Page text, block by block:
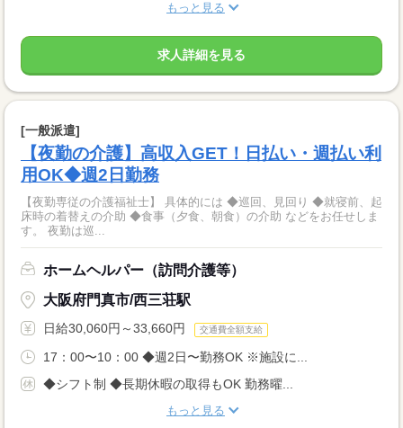
もっと見る
求人詳細を見る
[一般派遣]
【夜勤の介護】高収入GET！日払い・週払い利
用OK◆週2日勤務
【夜勤専従の介護福祉士】 具体的には ◆巡回、見回り ◆就寝前、起
床時の着替えの介助 ◆食事（夕食、朝食）の介助 などをお任せしま
す。 夜勤は巡...
ホームヘルパー（訪問介護等）
大阪府門真市/西三荘駅
日給30,060円～33,660円 交通費全額支給
17：00〜10：00 ◆週2日〜勤務OK ※施設に...
◆シフト制 ◆長期休暇の取得もOK 勤務曜...
もっと見る